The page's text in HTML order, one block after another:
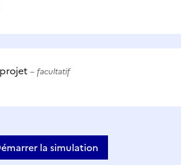
– facultatif
la simulation